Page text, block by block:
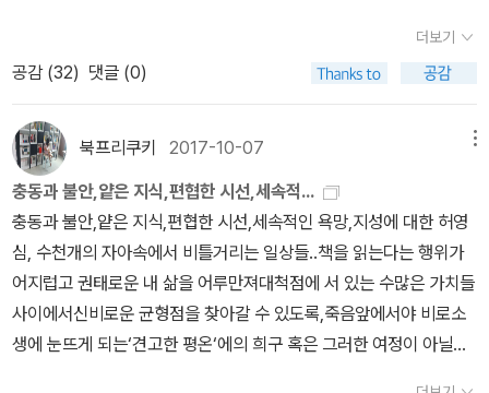
가 살인 누명을 쓰고 정신병원에 수감돼 있는 동안 쓰게 되는 자서전
형식을 취한다. 그라스 소설에서 당대적 현실에 대응하는 지성과 예
와 역겨운 현실에 대한 불쾌한 정념은 강화된다. 소설적 서사가 불가
해한 현실에 더 밀착할 때 빚어지는 결과로 해석된다. 라틴아메리카
붐 소설의 대표 작가로 1982년 노벨상을 수상한 가르시아 마르케스
의 대표작 <백년의 고독>(1967) 역시 새로운 문학적 상상력의 이정
표가 된 작품이다. 지리상 발견과 함께 시작된 유럽과의 조우 이후에
라틴아메리카 대륙이 겪어온 역사적 경험과 비극이 한 가문의 7대에
걸친 가족사를 줄거리로 하여 펼쳐진다. 소위 ‘마술적 리얼리즘’으로
일컬어지는 새로운 서사 형식을 통해 마르케스는 믿기지 않는, 비현
게 별로 없다...17. 질투의 끝 : 마르셀 프루스트 이미 읽고 리뷰도 쓴
작품. 잃시찾의 초기 버젼이자 압축판이라 할 수 있다. 잃시찾을 시작
하기가 꺼려진다면 이 책을 먼저 읽기를 추천한다. 그럼 잃시찾 1권을
리뷰를 써야 겠다. 아직 2022년이 끝나러면 12일이나 남았으니...15
0권은 꼭 채워야 겠다.
된 조지프 콘래드! 변방 폴란드 출신으로 늘 아웃사이더의 삶을 살 수
밖에 없었던 그가 영어로 글을 쓰면서 토마스 만, 헤밍웨이, 포크너 등
수많은 작가들에게 영향을 주었다는 사실이 놀라웠고 이것은 바로 그
의 파란만장한 삶이 있었기에 가능한 일이었다고 생각한다. 자신의
언어가 아닌 남의 언어로 쓴 그의 글은 진지하고 심각하며 심오하다.
비록 원서로 읽지는 못했지만 번역된 책으로도 작가가 얼마나 치열하
게 글을 썼는지 느낄 수 있다. 바로 이 점이 내가 콘래드에게 매료된
이유이다. ▶세상 모든 사람들이 읽었으면 하는 책 '여기는 나무가 끼
어 사는 우리 세계가 아니다. 나무의 세계에 인간이 막 도착한 것이다'
떠해야 할까. 저는 최대 두 시간만 사용하게 하라고 권고하지만 이를
어떻게 실천해야 할지 모르겠습니다. 아이에 따라 차이가 많겠지요.
저는 낮에는 아이 스스로 주도하는 놀이와 인간적인 접촉에 시간을
내어주고, 밤에는 주로 이야기를 읽어주거나 종이책을 보게 하라고
권합니다. 그러기 위해서는 디지털 기기와 함께하는 시간이 하루 네
시간을 넘어서는 안 됩니다. (217쪽) 제 생각에 입학 후 첫 몇 년 동안
은 종이책과 인쇄물을 주로 사용해 읽기를 가르치고 이야기를 들려주
는 것이 좋습니다. 이미 여섯 번째 편지에서 말씀드렸었지요. 부모와
아이가 인쇄물로 읽는 것은 읽기에서 핵심적인 시간적, 공간적 차원
을 강화하고, 어린 읽기 회로에 중요한 촉각적인 연상을 더하며, 최고
의 사회적, 정서적 상호작용을 제공합니다. (258쪽) 좋은 독자의 삶
의 달, 김기태, 5. 데미안: 에밀 싱클레어의 젊은 시절 이야기6. 지와
사랑 7. (삶과 죽음의 갈림길에 처한) 황야의 이리, 우화집 김기태8.
창출판사 헤르만 헤세 전집 19911. 데미안, 호반의 아틀리에2. 지와
사랑3. 유리알 유희 14. 유리알 유희 2, 싯다르타5. 향수, 단편집6. 수
레바퀴 밑에서, 크눌프, 라디델, 일기7. 사랑의 3중주, 시집8. 황야의
이리, 우화집, 동화집, 수상새로운 번역자들에 의한 새 번역 선집, 전
집아미(평밭) 헤르만 헷세 전집 19911. 데미안: 에밀 싱클레어의 젊
은 시절 이야기, 권미애2. 3. 지와 사랑: 나르치스와 골드문트, 권미애
4. 싯다르타: 인도의 시, 안미현5. 메르헨: 어른을 위한 사랑의 동화,
박주현예하(현대소설사) 헤르만 헤세 전집 1992~19931. 페터 카멘
강의는 특강 포함 6월 20일부터 8월 22일까지 매주 수요일(오후 3
시 30분-5시 10분)에 진행하며 구체적인 일정은 아래와 같다. 로
쟈의 세계문학 다시 읽기특강 6월 20일_ 토마스 만과 헤르만 헤세의
문학세계1강 6월 27일_ 토마스 만, <부덴브로크가의 사람들>(1)2
강 7월 04일_ 토마스 만, <부덴브로크가의 사람들>(2) 3강 7월 11
일_ 토마스 만, <마의 산>(1) 4강 7월 18일_ 토마스 만, <마의 산>
(2) 5강 7얼 25일_ 헤르만 헤세, <황야의 이리> 6강 8월 01일_ 헤
르만 헤세, <나르치스와 골드문트> 7강 8월 08일_ 헤르만 헤세, <
유리알 유희>(1) 8강 8월 22일_ 헤르만 헤세, <유리알 유희>(2) 1
8. 04. 22.
더보기
공감 (32) 댓글 (0)
북프리쿠키 2017-10-07
충동과 불안,얕은 지식,편협한 시선,세속적...
충동과 불안,얕은 지식,편협한 시선,세속적인 욕망,지성에 대한 허영
심, 수천개의 자아속에서 비틀거리는 일상들..책을 읽는다는 행위가
어지럽고 권태로운 내 삶을 어루만져대척점에 서 있는 수많은 가치들
사이에서신비로운 균형점을 찾아갈 수 있도록,죽음앞에서야 비로소
생에 눈뜨게 되는‘견고한 평온‘에의 희구 혹은 그러한 여정이 아닐까